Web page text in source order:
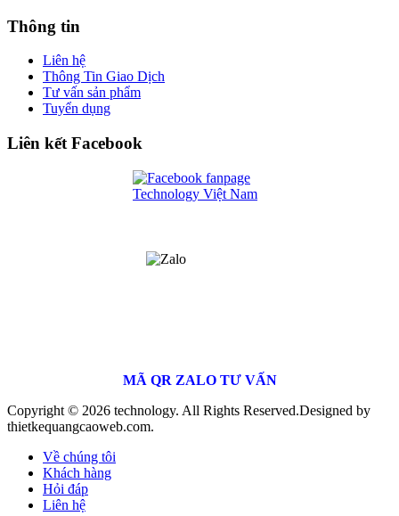
Thông tin
Liên hệ
Thông Tin Giao Dịch
Tư vấn sản phẩm
Tuyển dụng
Liên kết Facebook
MÃ QR ZALO TƯ VẤN
Copyright © 2026 technology. All Rights Reserved.Designed by
thietkequangcaoweb.com.
Về chúng tôi
Khách hàng
Hỏi đáp
Liên hệ